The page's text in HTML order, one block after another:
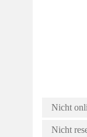
Nicht
Nicht